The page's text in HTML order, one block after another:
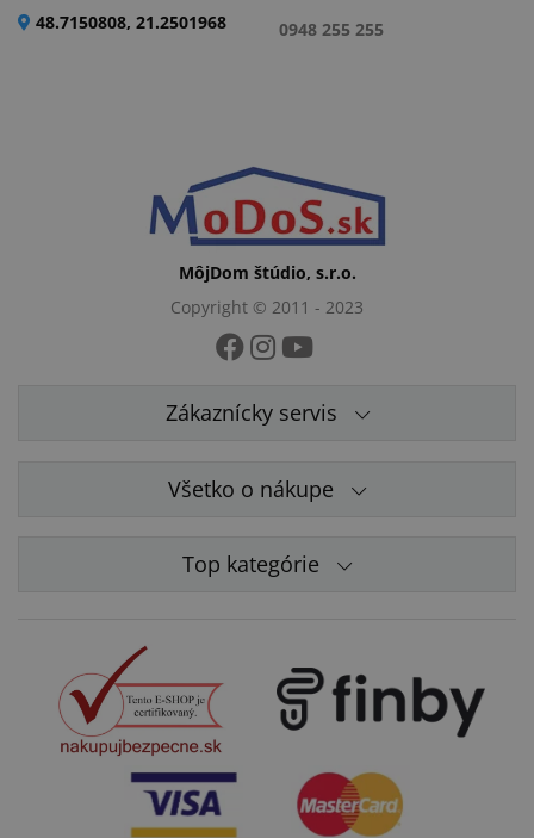
48.7150808, 21.2501968
0948 255 255
MôjDom štúdio, s.r.o.
Copyright © 2011 - 2023
Zákaznícky servis
Všetko o nákupe
Top kategórie